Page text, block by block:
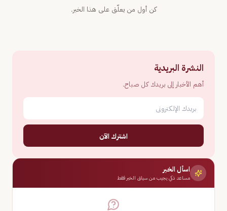
كن أول من يعلّق على هذا الخبر.
النشرة البريدية
أهم الأخبار إلى بريدك كل صباح.
اشترك الآن
اسأل الخبر
مساعد ذكي يجيب من سياق الخبر فقط